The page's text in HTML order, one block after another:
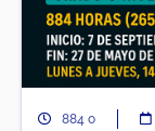
884 o